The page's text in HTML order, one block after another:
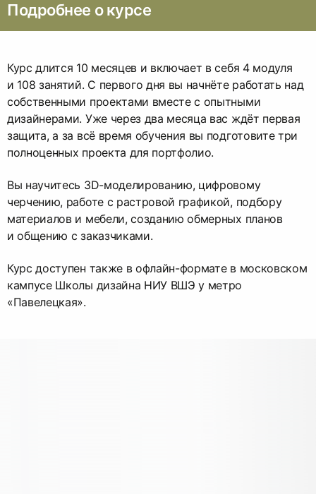
Подробнее о курсе
Курс длится 10 месяцев и включает в себя 4 модуля
и 108 занятий. С первого дня вы начнёте работать над
собственными проектами вместе с опытными
дизайнерами. Уже через два месяца вас ждёт первая
защита, а за всё время обучения вы подготовите три
полноценных проекта для портфолио.
Вы научитесь 3D-моделированию, цифровому
черчению, работе с растровой графикой, подбору
материалов и мебели, созданию обмерных планов
и общению с заказчиками.
Курс доступен также в офлайн-формате в московском
кампусе Школы дизайна НИУ ВШЭ у метро
«Павелецкая».